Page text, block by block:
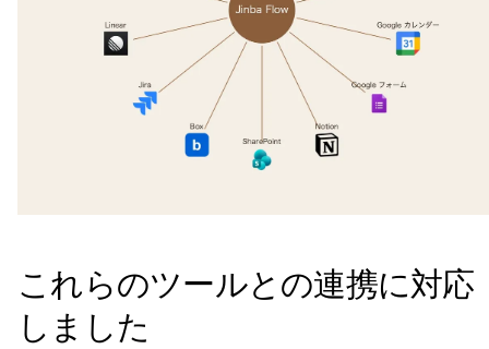
これらのツールとの連携に対応
しました